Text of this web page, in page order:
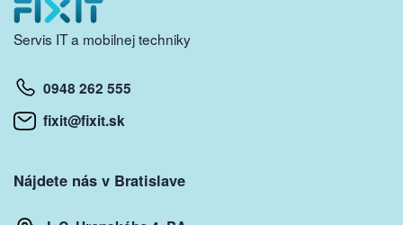
Servis IT a mobilnej techniky
0948 262 555
fixit@fixit.sk
Nájdete nás v Bratislave